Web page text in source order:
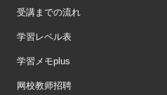
受講までの流れ
学習レベル表
学習メモplus
网校教师招聘